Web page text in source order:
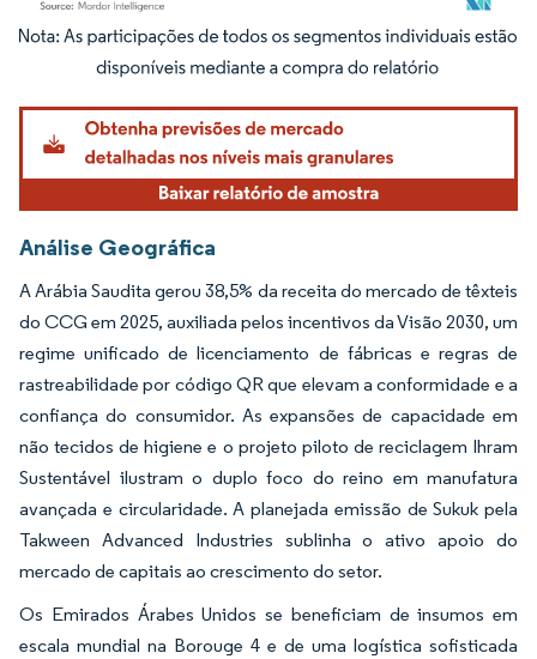
Imagem © Mordor Intelligence. O reuso requer atribuição conforme CC BY 4.0.
Análise Geográfica
A Arábia Saudita gerou 38,5% da receita do mercado de têxteis
do CCG em 2025, auxiliada pelos incentivos da Visão 2030, um
regime unificado de licenciamento de fábricas e regras de
rastreabilidade por código QR que elevam a conformidade e a
confiança do consumidor. As expansões de capacidade em
não tecidos de higiene e o projeto piloto de reciclagem Ihram
Sustentável ilustram o duplo foco do reino em manufatura
avançada e circularidade. A planejada emissão de Sukuk pela
Takween Advanced Industries sublinha o ativo apoio do
mercado de capitais ao crescimento do setor.
Os Emirados Árabes Unidos se beneficiam de insumos em
escala mundial na Borouge 4 e de uma logística sofisticada